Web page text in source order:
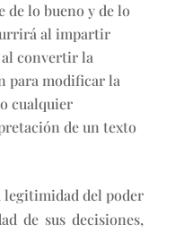
de lo bueno y de lo
al impartir
convertir la
para modificar la
cualquier
de un texto
legitimidad del poder
de sus decisiones,